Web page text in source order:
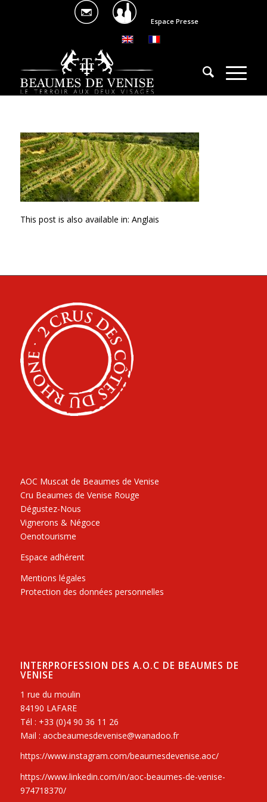
Espace Presse
This post is also available in: Anglais
AOC Muscat de Beaumes de Venise
Cru Beaumes de Venise Rouge
Dégustez-Nous
Vignerons & Négoce
Oenotourisme
Espace adhérent
Mentions légales
Protection des données personnelles
INTERPROFESSION DES A.O.C DE BEAUMES DE
VENISE
1 rue du moulin
84190 LAFARE
Tél : +33 (0)4 90 36 11 26
Mail : aocbeaumesdevenise@wanadoo.fr
https://www.instagram.com/beaumesdevenise.aoc/
https://www.linkedin.com/in/aoc-beaumes-de-venise-
974718370/